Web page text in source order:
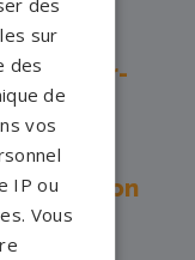
sur-
Chatillon
des
sur
des
de
vos
IP ou
Vous